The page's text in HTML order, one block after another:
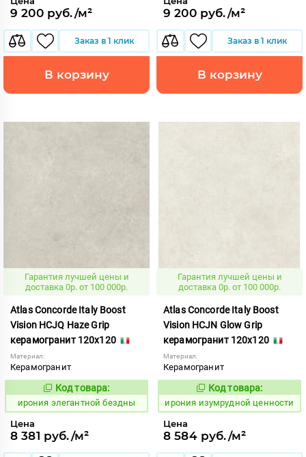
9 200 руб./м²
Заказ в 1 клик
В корзину
9 200 руб./м²
Заказ в 1 клик
В корзину
Гарантия лучшей цены и
доставка 0р. от 100 000р.
Atlas Concorde Italy Boost
Vision HCJQ Haze Grip
керамогранит 120x120
Материал:
Керамогранит
1098127
Код товара:
ирония элегантной бездны
Цена
8 381 руб./м²
Гарантия лучшей цены и
доставка 0р. от 100 000р.
Atlas Concorde Italy Boost
Vision HCJN Glow Grip
керамогранит 120x120
Материал:
Керамогранит
1098117
Код товара:
ирония изумрудной ценности
Цена
8 584 руб./м²